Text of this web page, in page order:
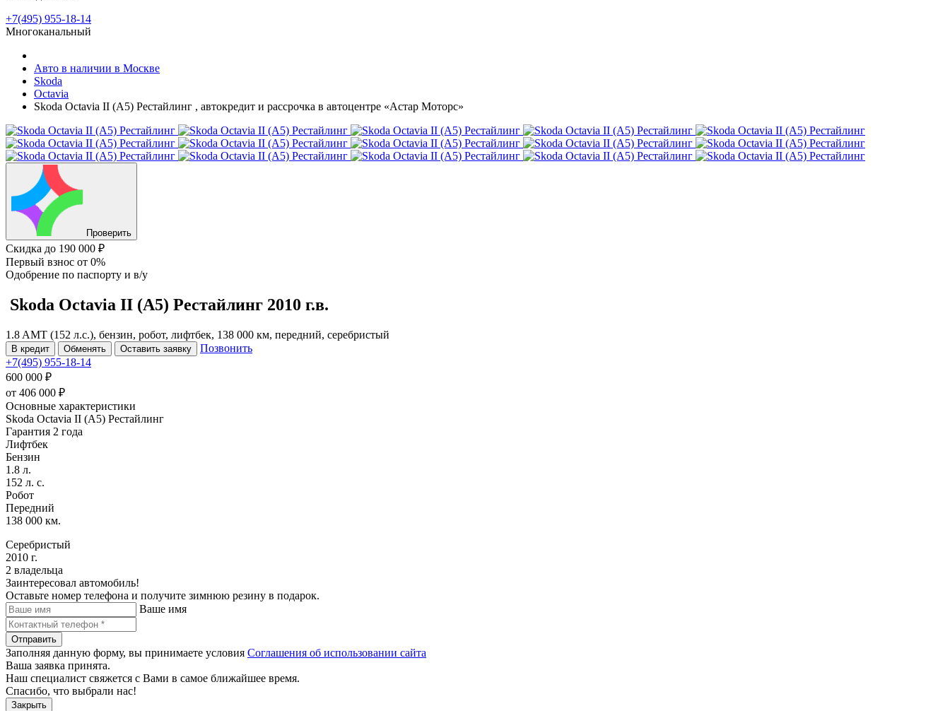
+7(495) 955-18-14
Многоканальный
Авто в наличии в Москве
Skoda
Octavia
Skoda Octavia II (A5) Рестайлинг , автокредит и рассрочка в автоцентре «Астар Моторс»
Проверить
Скидка до 190 000 ₽
Первый взнос от 0%
Одобрение по паспорту и в/у
Skoda Octavia II (A5) Рестайлинг 2010 г.в.
1.8 AMT (152 л.с.), бензин, робот, лифтбек, 138 000 км, передний, серебристый
В кредит Обменять Оставить заявку
Позвонить
+7(495) 955-18-14
600 000 ₽
от 406 000 ₽
Основные характеристики
Skoda Octavia II (A5) Рестайлинг
Гарантия 2 года
Лифтбек
Бензин
1.8 л.
152 л. с.
Робот
Передний
138 000 км.
Серебристый
2010 г.
2 владельца
Заинтересовал автомобиль!
Оставьте номер телефона и получите зимнюю резину в подарок.
Ваше имя
Отправить
Заполняя данную форму, вы принимаете условия Соглашения об использовании сайта
Ваша заявка принята.
Наш специалист свяжется с Вами в самое ближайшее время.
Спасибо, что выбрали нас!
Закрыть